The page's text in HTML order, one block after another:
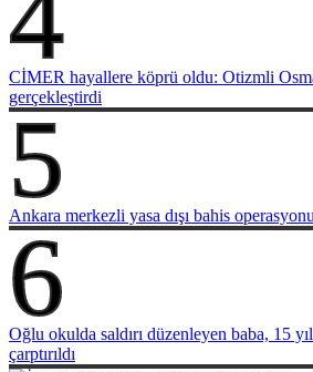
CİMER hayallere köprü oldu: Otizmli
gerçekleştirdi
5
Ankara merkezli yasa dışı bahis
6
Oğlu okulda saldırı düzenleyen baba, 15
çarptırıldı